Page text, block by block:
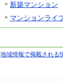
新築マンション
マンションライ
地域情報で掲載される